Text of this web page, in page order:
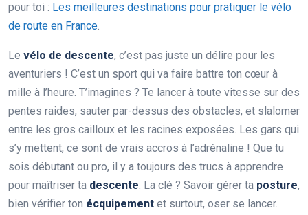
pour toi : Les meilleures destinations pour pratiquer le vélo
de route en France.
Le vélo de descente, c’est pas juste un délire pour les
aventuriers ! C’est un sport qui va faire battre ton cœur à
mille à l’heure. T’imagines ? Te lancer à toute vitesse sur des
pentes raides, sauter par-dessus des obstacles, et slalomer
entre les gros cailloux et les racines exposées. Les gars qui
s’y mettent, ce sont de vrais accros à l’adrénaline ! Que tu
sois débutant ou pro, il y a toujours des trucs à apprendre
pour maîtriser ta descente. La clé ? Savoir gérer ta posture,
bien vérifier ton écquipement et surtout, oser se lancer.